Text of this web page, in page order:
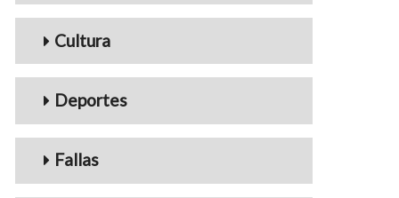
Cultura
Deportes
Fallas